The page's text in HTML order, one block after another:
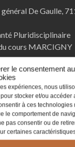
le consentement
expériences, nous
stocker et/ou accéder
à ces technologies
le comportement de
pas consentir ou de
certaines
général De Gaulle,
Pluridisciplinaire
cours MARCIGNY
d’utilisation